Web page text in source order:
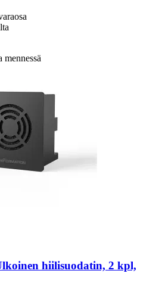
hiilisuodatin, 2 kpl,